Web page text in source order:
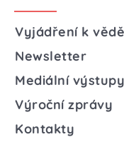
Vyjádření k
Newsletter
Mediální výstupy
Výroční zprávy
Kontakty